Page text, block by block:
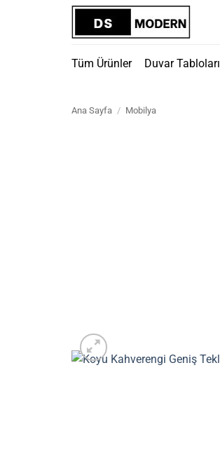
Tüm Ürünler Duvar Tabloları
Ana Sayfa / Mobilya